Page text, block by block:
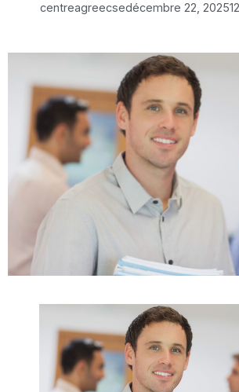
centreagreecsedécembre 22, 2025